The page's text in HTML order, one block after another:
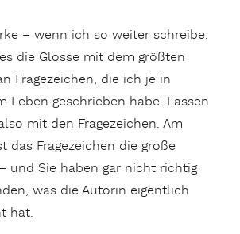
– wenn ich so weiter schreibe,
die Glosse mit dem größten
Fragezeichen, die ich je in
Leben geschrieben habe. Lassen
mit den Fragezeichen. Am
das Fragezeichen die große
und Sie haben gar nicht richtig
was die Autorin eigentlich
hat.